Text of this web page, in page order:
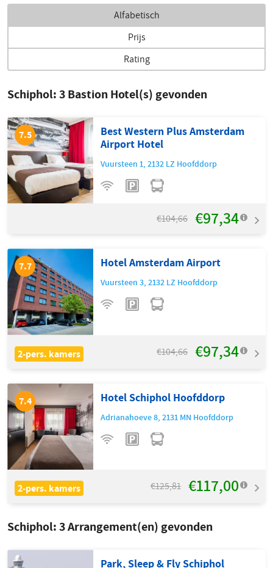
Alfabetisch
Prijs
Rating
Schiphol:3Bastion Hotel(s) gevonden
7.7 Hotel Amsterdam Airport
Vuursteen 3,2132 LZ Hoofddorp
2-pers. kamers €104,66 €97,34
7.4 Hotel Schiphol Hoofddorp
Adrianahoeve 8,2131 MN Hoofddorp
2-pers. kamers €125,81 €117,00
7.5
Best Western Plus Amsterdam
Airport Hotel
Vuursteen 1,2132 LZ Hoofddorp
€104,66 €97,34
Schiphol:3Arrangement(en) gevonden
Park, Sleep & Fly Schiphol